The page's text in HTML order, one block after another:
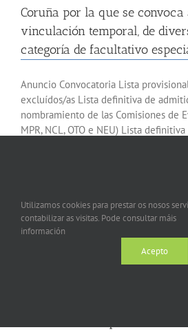
Coruña por la que se
vinculación temporal, de
categoría de facultativo
Anuncio Convocatoria Lista
excluídos/as Lista definitiva de
nombramiento de las Comisiones de
MPR, NCL, OTO e NEU) Lista
(20/04/2016) Resolución de
Utilizamos cookies para prestar os nosos
contabilizar as visitas. Pode consultar máis
información
Acepto